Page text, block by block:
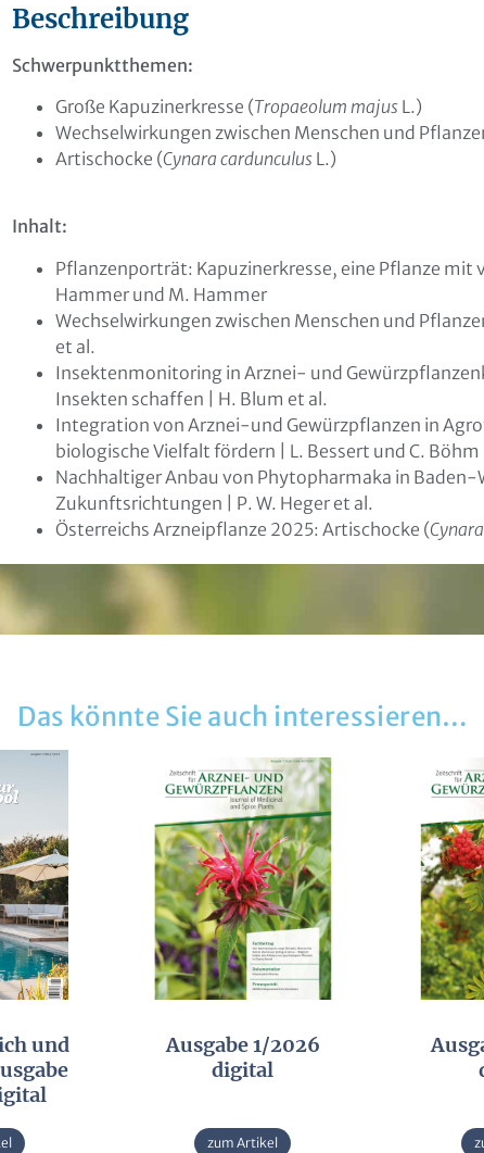
mich damit einverstanden, dass meine Daten zur
gespeichert werden können. Weitere Hinweise zum
und den Widerrufsmöglichkeiten in den
not found
Beschreibung
Schwerpunktthemen:
Große Kapuzinerkresse (Tropaeolum majus L.)
Wechselwirkungen zwischen Menschen und
Artischocke (Cynara cardunculus L.)
Inhalt:
Pflanzenporträt: Kapuzinerkresse, eine Pflanze
Hammer und M. Hammer
Wechselwirkungen zwischen Menschen und
et al.
Insektenmonitoring in Arznei- und
Insekten schaffen | H. Blum et al.
Integration von Arznei-und Gewürzpflanzen in
biologische Vielfalt fördern | L. Bessert und C. Böhm
Nachhaltiger Anbau von Phytopharmaka in
Zukunftsrichtungen | P. W. Heger et al.
Österreichs Arzneipflanze 2025: Artischocke (
Das könnte Sie auch interessieren…
und
Ausgabe 1/2026
digital
zum Artikel